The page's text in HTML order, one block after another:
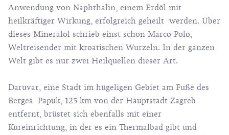
Anwendung von Naphthalin, einem Erdöl mit
heilkräftiger Wirkung, erfolgreich geheilt werden. Über
dieses Mineralöl schrieb einst schon Marco Polo,
Weltreisender mit kroatischen Wurzeln. In der ganzen
Welt gibt es nur zwei Heilquellen dieser Art.
Daruvar, eine Stadt im hügeligen Gebiet am Fuße des
Berges Papuk, 125 km von der Hauptstadt Zagreb
entfernt, brüstet sich ebenfalls mit einer
Kureinrichtung, in der es ein Thermalbad gibt und